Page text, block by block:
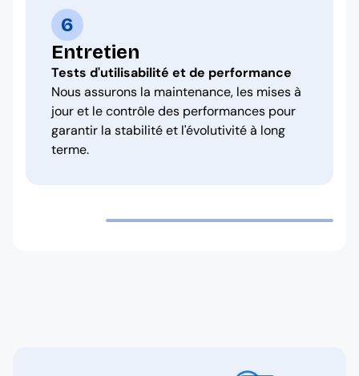
6
Entretien
Tests d'utilisabilité et de performance
Nous assurons la maintenance, les mises à
jour et le contrôle des performances pour
garantir la stabilité et l'évolutivité à long
terme.